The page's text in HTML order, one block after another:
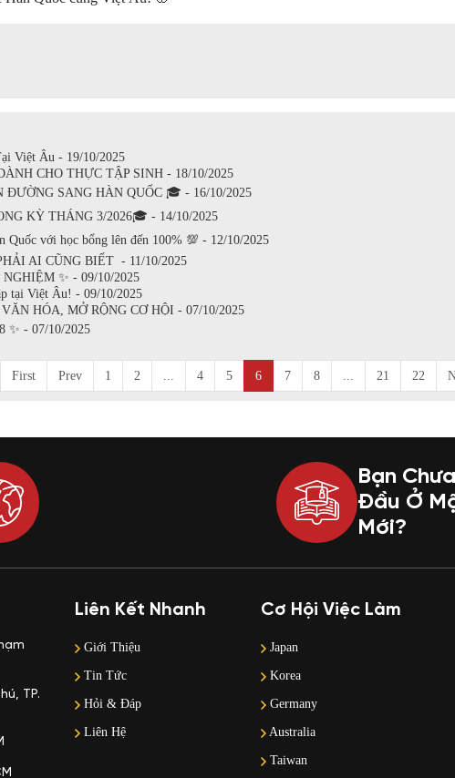
Việt Âu - 19/10/2025
CHO THỰC TẬP SINH - 18/10/2025
SANG HÀN QUỐC 🎓 - 16/10/2025
KỲ THÁNG 3/2026🎓 - 14/10/2025
với học bổng lên đến 100% 💯 - 12/10/2025
AI CŨNG BIẾT - 11/10/2025
✨ - 09/10/2025
tại Việt Âu! - 09/10/2025
HÓA, MỞ RỘNG CƠ HỘI - 07/10/2025
✨ - 07/10/2025
First Prev 1 2 ... 4 5 6 7 8 ... 21 22
Bạn
Đầu Ở
Mới?
TP.
Liên Kết Nhanh
Giới Thiệu
Tin Tức
Hỏi & Đáp
Liên Hệ
Cơ Hội Việc Làm
Japan
Korea
Germany
Australia
Taiwan